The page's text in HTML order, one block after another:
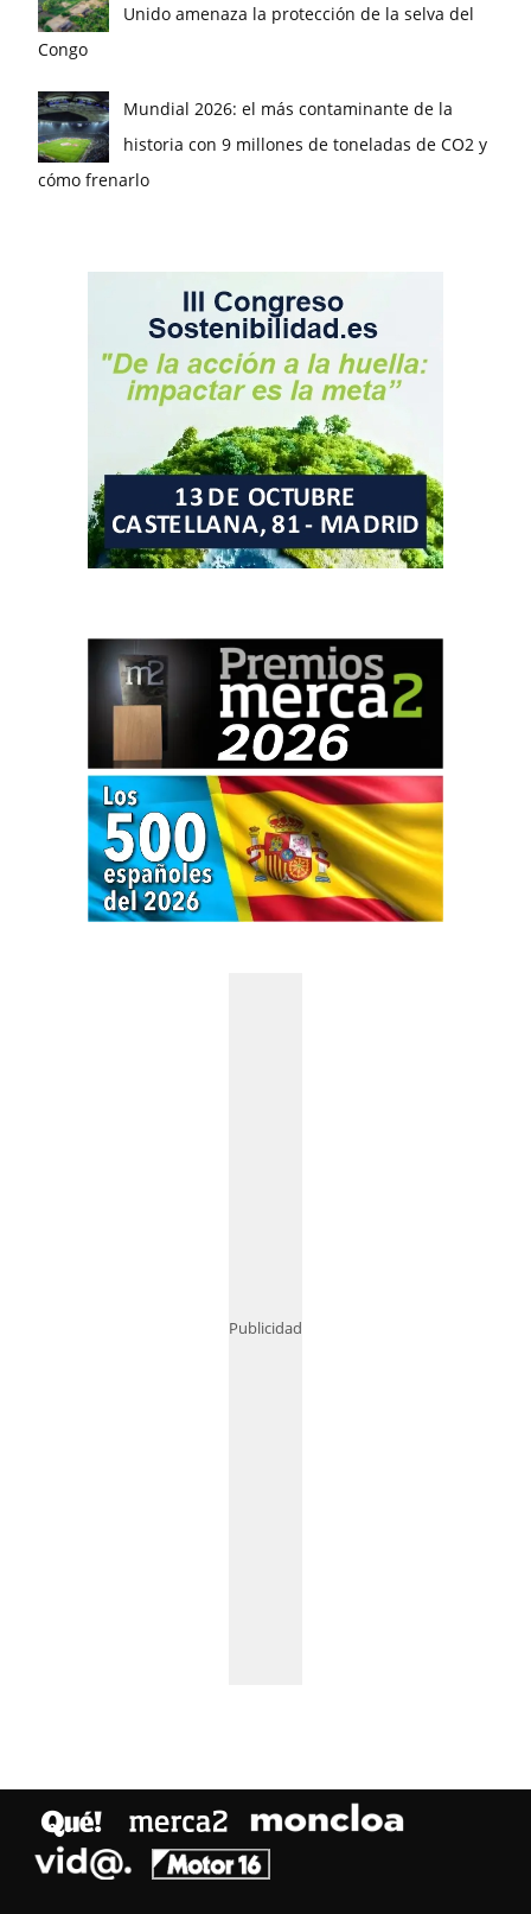
Unido amenaza la protección de la selva del
Congo
Mundial 2026: el más contaminante de la
historia con 9 millones de toneladas de CO2 y
cómo frenarlo
Publicidad